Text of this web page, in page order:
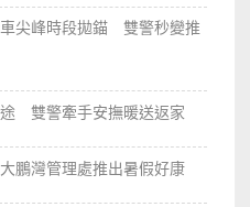
車尖峰時段拋錨 雙警秒變推
雙警牽手安撫暖送返家
鵬灣管理處推出暑假好康